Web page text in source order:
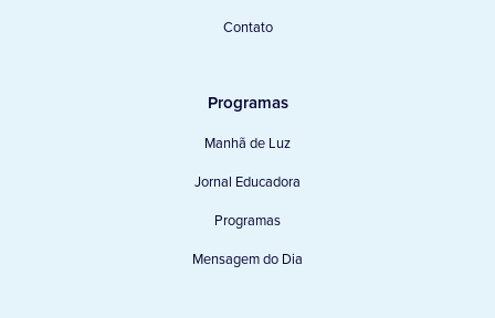
Contato
Programas
Manhã de Luz
Jornal Educadora
Programas
Mensagem do Dia